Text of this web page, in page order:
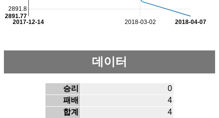
2018-03-02
2017-12-14 2018-04-07
2891.8
2891.77
데이터
승리
0
패배
4
합계
4